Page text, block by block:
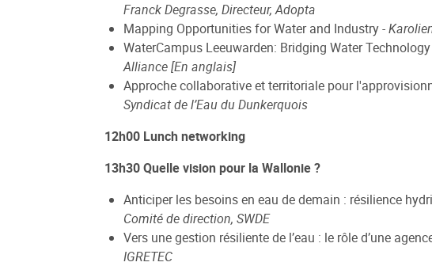
Franck Degrasse, Directeur, Adopta
Mapping Opportunities for Water and Industry-
WaterCampus Leeuwarden: Bridging Water
Alliance [En anglais]
Approche collaborative et territoriale pour
Syndicat de l’Eau du Dunkerquois
12h00 Lunch networking
13h30 Quelle vision pour la Wallonie ?
Anticiper les besoins en eau de demain : résilience
Comité de direction, SWDE
Vers une gestion résiliente de l’eau : le rôle d’une
IGRETEC